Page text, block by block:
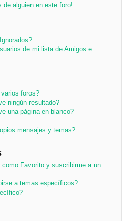
de alguien en este foro!
de mi lista de Amigos e
foros?
ningún resultado?
una página en blanco?
mensajes y temas?
Favorito y suscribirme a un
a temas específicos?